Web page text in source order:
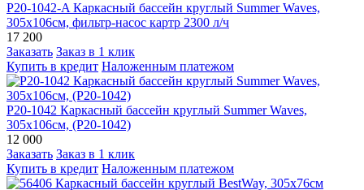
P20-1042-A Каркасный бассейн круглый Summer Waves,
305х106см, фильтр-насос картр 2300 л/ч
17 200
Заказать Заказ в 1 клик
Купить в кредит Наложенным платежом
P20-1042 Каркасный бассейн круглый Summer Waves,
305х106см, (Р20-1042)
12 000
Заказать Заказ в 1 клик
Купить в кредит Наложенным платежом